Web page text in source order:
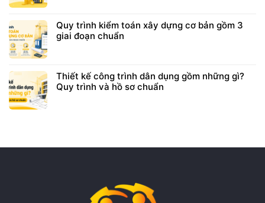
Quy trình kiểm toán xây dựng cơ bản gồm 3
giai đoạn chuẩn
Thiết kế công trình dân dụng gồm những gì?
Quy trình và hồ sơ chuẩn